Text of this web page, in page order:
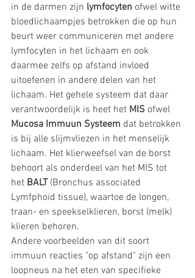
in de darmen zijn lymfocyten ofwel witte
bloedlichaampjes betrokken die op hun
beurt weer communiceren met andere
lymfocyten in het lichaam en ook
daarmee zelfs op afstand invloed
uitoefenen in andere delen van het
lichaam. Het gehele systeem dat daar
verantwoordelijk is heet het MIS ofwel
Mucosa Immuun Systeem dat betrokken
is bij alle slijmvliezen in het menselijk
lichaam. Het klierweefsel van de borst
behoort als onderdeel van het MIS tot
het BALT (Bronchus associated
Lymfphoid tissue), waartoe de longen,
traan- en speekselklieren, borst (melk)
klieren behoren.
Andere voorbeelden van dit soort
immuun reacties "op afstand" zijn een
loopneus na het eten van specifieke